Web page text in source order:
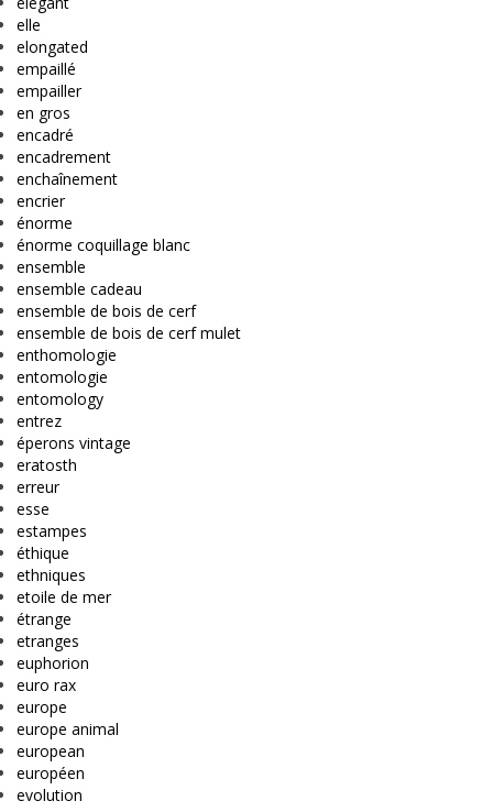
elle
elongated
empaillé
empailler
en gros
encadré
encadrement
enchaînement
encrier
énorme
énorme coquillage blanc
ensemble
ensemble cadeau
ensemble de bois de cerf
ensemble de bois de cerf mulet
enthomologie
entomologie
entomology
entrez
éperons vintage
eratosth
erreur
esse
estampes
éthique
ethniques
etoile de mer
étrange
etranges
euphorion
euro rax
europe
europe animal
european
européen
evolution